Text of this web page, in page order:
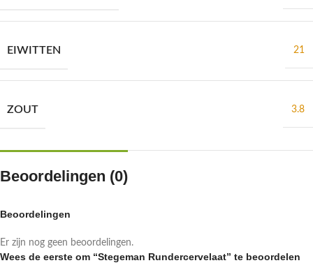
EIWITTEN 21
ZOUT 3.8
Beoordelingen (0)
Beoordelingen
Er zijn nog geen beoordelingen.
Wees de eerste om “Stegeman Rundercervelaat” te beoordelen